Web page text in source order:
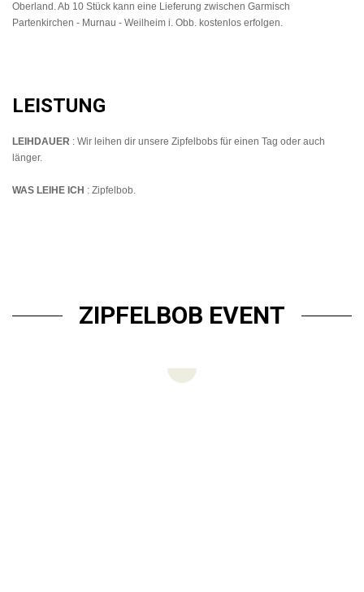
Oberland. Ab 10 Stück kann eine Lieferung zwischen Garmisch
Partenkirchen - Murnau - Weilheim i. Obb. kostenlos erfolgen.
LEISTUNG
LEIHDAUER : Wir leihen dir unsere Zipfelbobs für einen Tag oder auch
länger.
WAS LEIHE ICH : Zipfelbob.
ZIPFELBOB EVENT